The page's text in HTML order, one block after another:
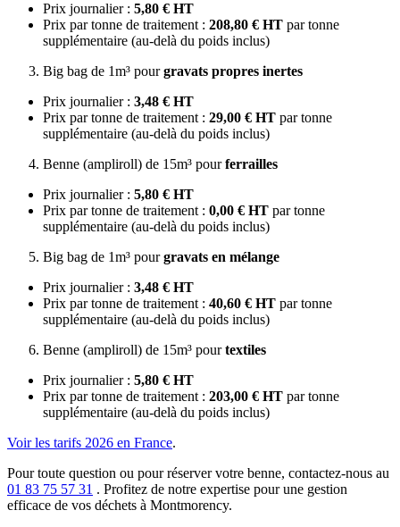
Prix journalier : 5,80 € HT
Prix par tonne de traitement : 208,80 € HT par tonne
supplémentaire (au-delà du poids inclus)
Big bag de 1m³ pourgravats propres inertes
Prix journalier : 3,48 € HT
Prix par tonne de traitement : 29,00 € HT par tonne
supplémentaire (au-delà du poids inclus)
Benne (ampliroll) de 15m³ pourferrailles
Prix journalier : 5,80 € HT
Prix par tonne de traitement : 0,00 € HT par tonne
supplémentaire (au-delà du poids inclus)
Big bag de 1m³ pourgravats en mélange
Prix journalier : 3,48 € HT
Prix par tonne de traitement : 40,60 € HT par tonne
supplémentaire (au-delà du poids inclus)
Benne (ampliroll) de 15m³ pourtextiles
Prix journalier : 5,80 € HT
Prix par tonne de traitement : 203,00 € HT par tonne
supplémentaire (au-delà du poids inclus)
Voir les tarifs 2026 en France.
Pour toute question ou pour réserver votre benne, contactez-nous au
01 83 75 57 31 . Profitez de notre expertise pour une gestion
efficace de vos déchets à Montmorency.